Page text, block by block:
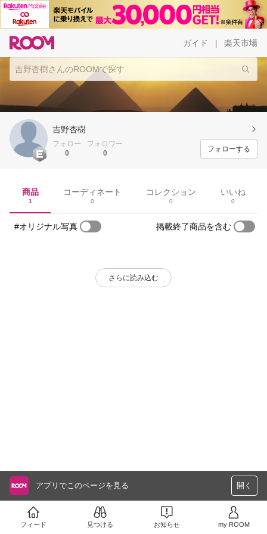
ガイド 楽天市場
吉野杏樹
フォロー
0
フォロワー
0
フォローする
商品
1
コーディネート
0
コレクション
0
いいね
0
#オリジナル写真 掲載終了商品を含む
さらに読み込む
アプリでこのページを見る 開く
フィード 見つける お知らせ my ROOM